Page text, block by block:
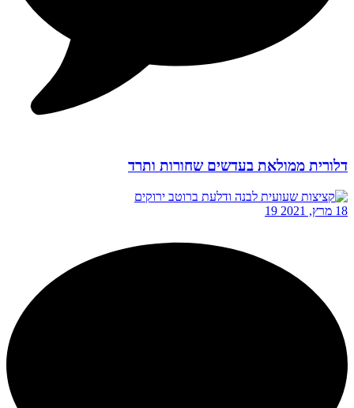
דלורית ממולאת בעדשים שחורות ותרד
18 מרץ, 2021 19